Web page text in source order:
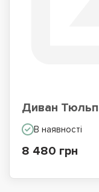
Диван
В наявності
8 480 грн